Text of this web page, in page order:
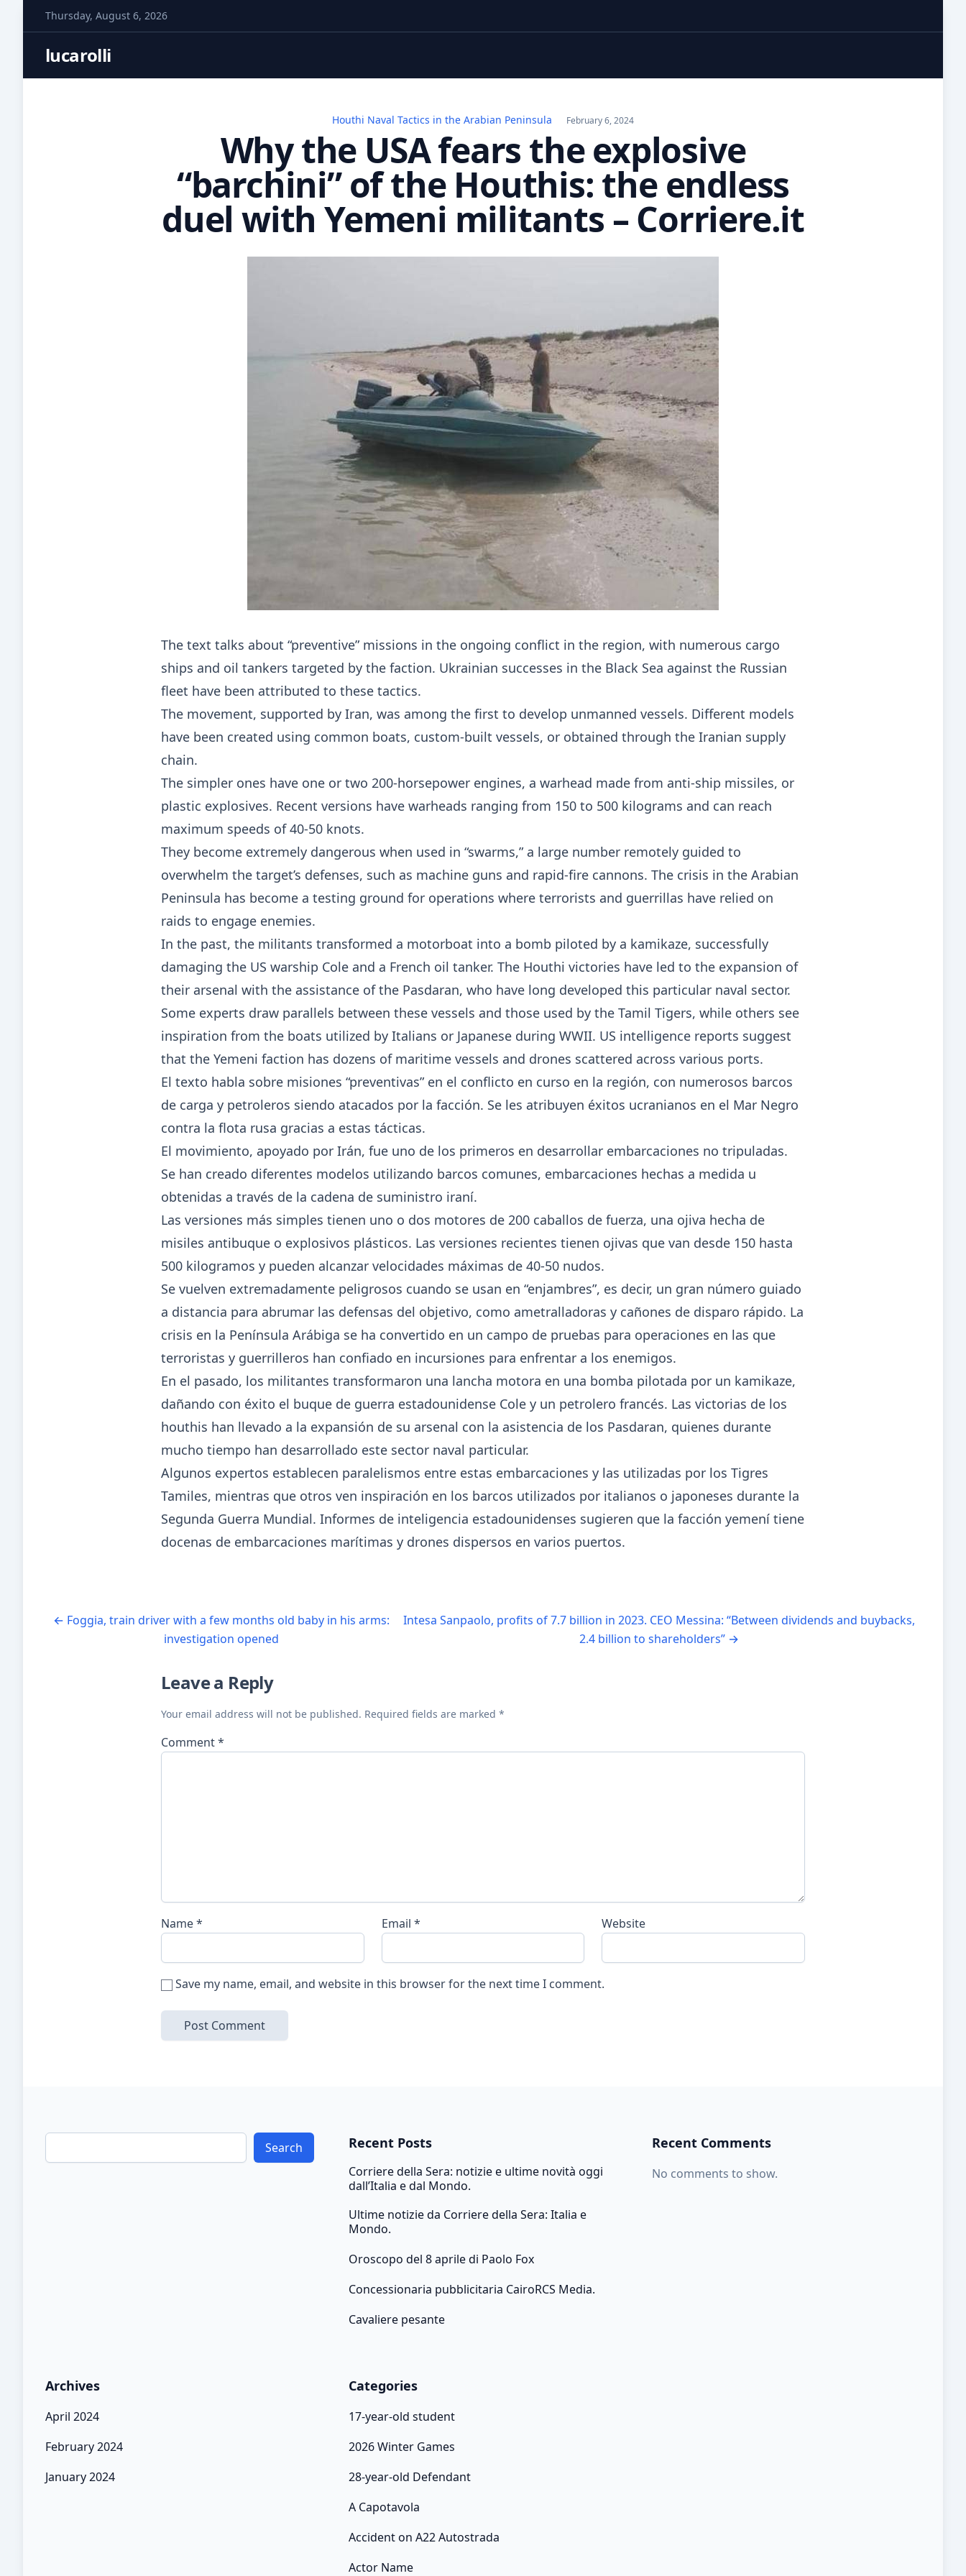
t
Thursday, August 6, 2026
lucarolli
Houthi Naval Tactics in the Arabian Peninsula February 6, 2024
Why the USA fears the explosive
“barchini” of the Houthis: the endless
duel with Yemeni militants – Corriere.it
The text talks about “preventive” missions in the ongoing conflict in the region, with numerous cargo
ships and oil tankers targeted by the faction. Ukrainian successes in the Black Sea against the Russian
fleet have been attributed to these tactics.
The movement, supported by Iran, was among the first to develop unmanned vessels. Different models
have been created using common boats, custom-built vessels, or obtained through the Iranian supply
chain.
The simpler ones have one or two 200-horsepower engines, a warhead made from anti-ship missiles, or
plastic explosives. Recent versions have warheads ranging from 150 to 500 kilograms and can reach
maximum speeds of 40-50 knots.
They become extremely dangerous when used in “swarms,” a large number remotely guided to
overwhelm the target’s defenses, such as machine guns and rapid-fire cannons. The crisis in the Arabian
Peninsula has become a testing ground for operations where terrorists and guerrillas have relied on
raids to engage enemies.
In the past, the militants transformed a motorboat into a bomb piloted by a kamikaze, successfully
damaging the US warship Cole and a French oil tanker. The Houthi victories have led to the expansion of
their arsenal with the assistance of the Pasdaran, who have long developed this particular naval sector.
Some experts draw parallels between these vessels and those used by the Tamil Tigers, while others see
inspiration from the boats utilized by Italians or Japanese during WWII. US intelligence reports suggest
that the Yemeni faction has dozens of maritime vessels and drones scattered across various ports.
El texto habla sobre misiones “preventivas” en el conflicto en curso en la región, con numerosos barcos
de carga y petroleros siendo atacados por la facción. Se les atribuyen éxitos ucranianos en el Mar Negro
contra la flota rusa gracias a estas tácticas.
El movimiento, apoyado por Irán, fue uno de los primeros en desarrollar embarcaciones no tripuladas.
Se han creado diferentes modelos utilizando barcos comunes, embarcaciones hechas a medida u
obtenidas a través de la cadena de suministro iraní.
Las versiones más simples tienen uno o dos motores de 200 caballos de fuerza, una ojiva hecha de
misiles antibuque o explosivos plásticos. Las versiones recientes tienen ojivas que van desde 150 hasta
500 kilogramos y pueden alcanzar velocidades máximas de 40-50 nudos.
Se vuelven extremadamente peligrosos cuando se usan en “enjambres”, es decir, un gran número guiado
a distancia para abrumar las defensas del objetivo, como ametralladoras y cañones de disparo rápido. La
crisis en la Península Arábiga se ha convertido en un campo de pruebas para operaciones en las que
terroristas y guerrilleros han confiado en incursiones para enfrentar a los enemigos.
En el pasado, los militantes transformaron una lancha motora en una bomba pilotada por un kamikaze,
dañando con éxito el buque de guerra estadounidense Cole y un petrolero francés. Las victorias de los
houthis han llevado a la expansión de su arsenal con la asistencia de los Pasdaran, quienes durante
mucho tiempo han desarrollado este sector naval particular.
Algunos expertos establecen paralelismos entre estas embarcaciones y las utilizadas por los Tigres
Tamiles, mientras que otros ven inspiración en los barcos utilizados por italianos o japoneses durante la
Segunda Guerra Mundial. Informes de inteligencia estadounidenses sugieren que la facción yemení tiene
docenas de embarcaciones marítimas y drones dispersos en varios puertos.
← Foggia, train driver with a few months old baby in his arms:
investigation opened
Intesa Sanpaolo, profits of 7.7 billion in 2023. CEO Messina: “Between dividends and buybacks,
2.4 billion to shareholders” →
Leave a Reply
Your email address will not be published. Required fields are marked *
Comment*
Name* Email * Website
Save my name, email, and website in this browser for the next time I comment.
Search Recent Posts
Corriere della Sera: notizie e ultime novità oggi
dall’Italia e dal Mondo.
Ultime notizie da Corriere della Sera: Italia e
Mondo.
Oroscopo del 8 aprile di Paolo Fox
Concessionaria pubblicitaria CairoRCS Media.
Cavaliere pesante
Recent Comments
No comments to show.
Archives
April 2024
February 2024
January 2024
Categories
17-year-old student
2026 Winter Games
28-year-old Defendant
A Capotavola
Accident on A22 Autostrada
Actor Name